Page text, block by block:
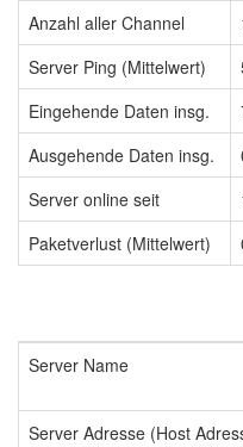
Anzahl aller Channel
Server Ping (Mittelwert)
Eingehende Daten insg.
Ausgehende Daten insg.
Server online seit
Paketverlust (Mittelwert)
Server Name
Server Adresse (Host